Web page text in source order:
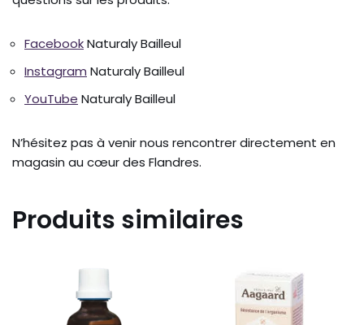
FacebookNaturaly Bailleul
Instagram Naturaly Bailleul
YouTube Naturaly Bailleul
N’hésitez pas à venir nous rencontrer directement en
magasin au cœur des Flandres.
Produits similaires